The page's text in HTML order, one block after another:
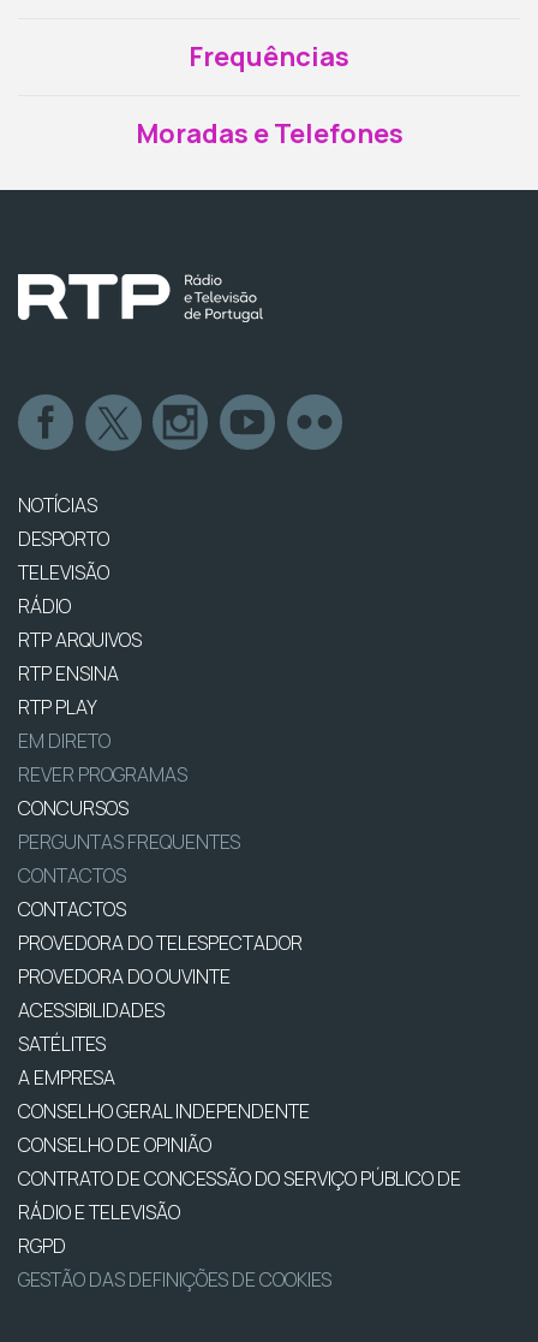
Frequências
Moradas e Telefones
NOTÍCIAS
DESPORTO
TELEVISÃO
RÁDIO
RTP ARQUIVOS
RTP ENSINA
RTP PLAY
EM DIRETO
REVER PROGRAMAS
CONCURSOS
PERGUNTAS FREQUENTES
CONTACTOS
CONTACTOS
PROVEDORA DO TELESPECTADOR
PROVEDORA DO OUVINTE
ACESSIBILIDADES
SATÉLITES
A EMPRESA
CONSELHO GERAL INDEPENDENTE
CONSELHO DE OPINIÃO
CONTRATO DE CONCESSÃO DO SERVIÇO PÚBLICO DE
RÁDIO E TELEVISÃO
RGPD
GESTÃO DAS DEFINIÇÕES DE COOKIES